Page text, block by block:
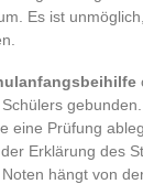
Es ist
eine Prüfung
Erklärung des
hängt von